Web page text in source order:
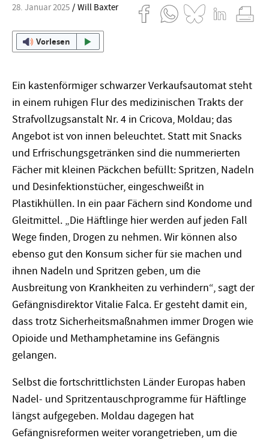
28. Januar 2025 Will Baxter
Vorlesen
Ein kastenförmiger schwarzer Verkaufsautomat steht
in einem ruhigen Flur des medizinischen Trakts der
Strafvollzugsanstalt Nr. 4 in Cricova, Moldau; das
Angebot ist von innen beleuchtet. Statt mit Snacks
und Erfrischungsgetränken sind die nummerierten
Fächer mit kleinen Päckchen befüllt: Spritzen, Nadeln
und Desinfektionstücher, eingeschweißt in
Plastikhüllen. In ein paar Fächern sind Kondome und
Gleitmittel. „Die Häftlinge hier werden auf jeden Fall
Wege finden, Drogen zu nehmen. Wir können also
ebenso gut den Konsum sicher für sie machen und
ihnen Nadeln und Spritzen geben, um die
Ausbreitung von Krankheiten zu verhindern“, sagt der
Gefängnisdirektor Vitalie Falca. Er gesteht damit ein,
dass trotz Sicherheitsmaßnahmen immer Drogen wie
Opioide und Methamphetamine ins Gefängnis
gelangen.
Selbst die fortschrittlichsten Länder Europas haben
Nadel- und Spritzentauschprogramme für Häftlinge
längst aufgegeben. Moldau dagegen hat
Gefängnisreformen weiter vorangetrieben, um die